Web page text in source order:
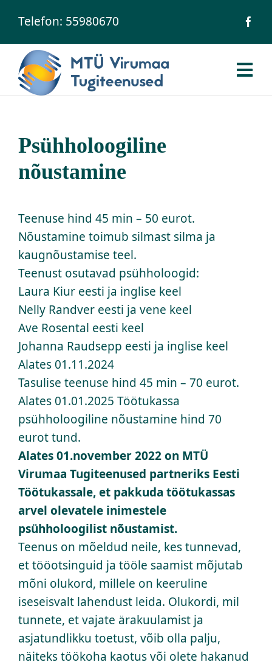
content
Telefon: 55980670
Ühingust
Teenused
Uudised
Kontakt
OÜ Virumaa Tugiteenused
Psühholoogiline
nõustamine
Teenuse hind 45 min – 50 eurot.
Nõustamine toimub silmast silma ja
kaugnõustamise teel.
Teenust osutavad psühholoogid:
Laura Kiur eesti ja inglise keel
Nelly Randver eesti ja vene keel
Ave Rosental eesti keel
Johanna Raudsepp eesti ja inglise keel
Alates 01.11.2024
Tasulise teenuse hind 45 min – 70 eurot.
Alates 01.01.2025 Töötukassa
psühholoogiline nõustamine hind 70
eurot tund.
Alates 01.november 2022 on MTÜ
Virumaa Tugiteenused partneriks Eesti
Töötukassale, et pakkuda töötukassas
arvel olevatele inimestele
psühholoogilist nõustamist.
Teenus on mõeldud neile, kes tunnevad,
et tööotsinguid ja tööle saamist mõjutab
mõni olukord, millele on keeruline
iseseisvalt lahendust leida. Olukordi, mil
tunnete, et vajate ärakuulamist ja
asjatundlikku toetust, võib olla palju,
näiteks töökoha kaotus või olete hakanud